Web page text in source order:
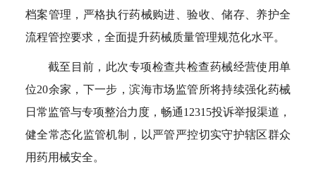
档案管理，严格执行药械购进、验收、储存、养护全
流程管控要求，全面提升药械质量管理规范化水平。
截至目前，此次专项检查共检查药械经营使用单
位20余家，下一步，滨海市场监管所将持续强化药械
日常监管与专项整治力度，畅通12315投诉举报渠道，
健全常态化监管机制，以严管严控切实守护辖区群众
用药用械安全。